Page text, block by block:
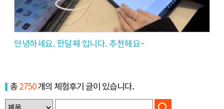
안녕하세요. 한달째 입니다. 추천해요~
총2750개의 체험후기 글이 있습니다.